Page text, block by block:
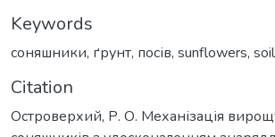
Keywords
соняшники, ґрунт, посів, sunflowers, soil
Citation
Островерхий, Р. О. Механізація